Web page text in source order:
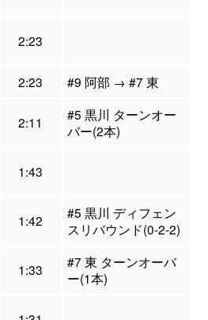
2:23
2:23 #9 阿部 → #7 東
2:11
#5 黒川 ターンオー
バー(2本)
1:43
1:42
#5 黒川 ディフェン
スリバウンド(0-2-2)
1:33
#7 東 ターンオーバ
ー(1本)